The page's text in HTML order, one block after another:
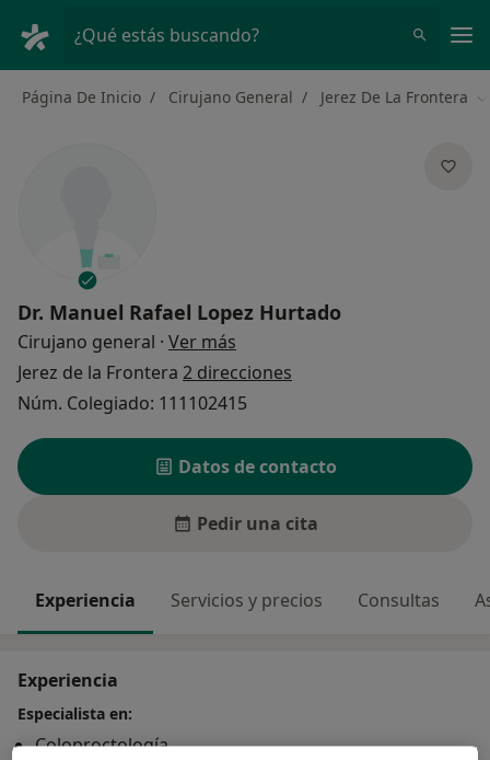
¿Qué estás buscando?
Página De Inicio Cirujano General Jerez De La Frontera
Dr. Manuel Rafael Lopez Hurtado
Cirujano general · Ver más
Jerez de la Frontera 2 direcciones
Núm. Colegiado: 111102415
Datos de contacto
Pedir una cita
Experiencia Servicios y precios Consultas
Experiencia
Especialista en:
Coloproctología